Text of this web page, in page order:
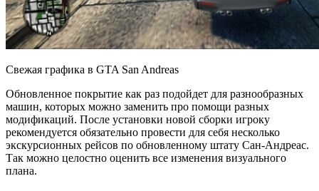
Свежая графика в GTA San Andreas
Обновленное покрытие как раз подойдет для разнообразных
машин, которых можно заменить про помощи разных
модификаций. После установки новой сборки игроку
рекомендуется обязательно провести для себя несколько
экскурсионных рейсов по обновленному штату Сан-Андреас.
Так можно целостно оценить все изменения визуального
плана.